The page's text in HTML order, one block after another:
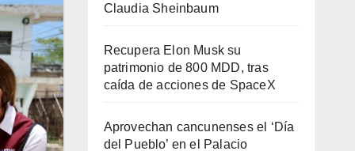
Claudia Sheinbaum
Recupera Elon Musk su
patrimonio de 800 MDD, tras
caída de acciones de SpaceX
Aprovechan cancunenses el ‘Día
del Pueblo’ en el Palacio